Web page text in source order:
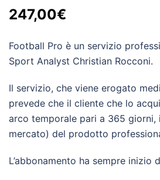
Il
originale
era:
1.797,00€.
247,00€
attuale
247,00€.
Football Pro è un servizio
Sport Analyst Christian Rocconi.
Il servizio, che viene erogato
prevede che il cliente che lo
arco temporale pari a 365 giorni,
mercato) del prodotto
L’abbonamento ha sempre inizio